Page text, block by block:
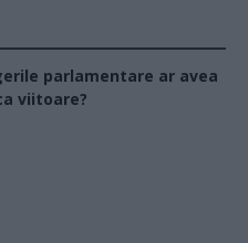
parlamentare ar avea
viitoare?